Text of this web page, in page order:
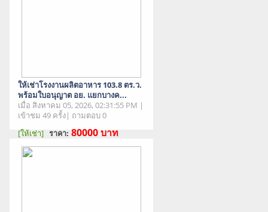
ให้เช่าโรงงานผลิตอาหาร 103.8 ตร.ว.
พร้อมใบอนุญาต อย. แยกบางค...
เมื่อ สิงหาคม 05, 2026, 02:31:55 PM |
เข้าชม 49 ครั้ง| ถามตอบ 0
[ให้เช่า] ราคา: 80000บาท